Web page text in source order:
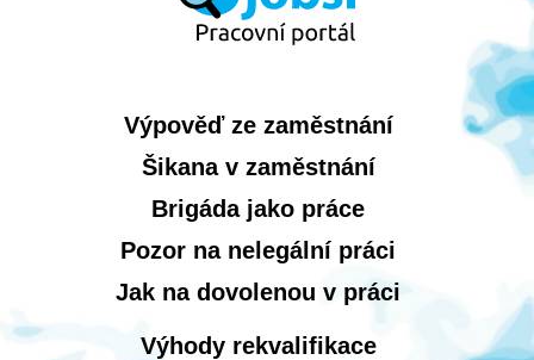
Výpověď ze zaměstnání
Šikana v zaměstnání
Brigáda jako práce
Pozor na nelegální práci
Jak na dovolenou v práci
Výhody rekvalifikace